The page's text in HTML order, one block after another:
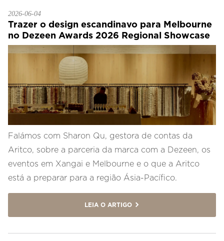
2026-06-04
Trazer o design escandinavo para Melbourne
no Dezeen Awards 2026 Regional Showcase
Falámos com Sharon Qu, gestora de contas da
Aritco, sobre a parceria da marca com a Dezeen, os
eventos em Xangai e Melbourne e o que a Aritco
está a preparar para a região Ásia-Pacífico.
LEIA O ARTIGO